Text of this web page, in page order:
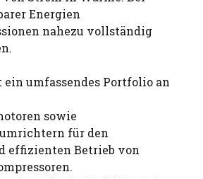
Energien
nahezu vollständig
umfassendes Portfolio an
sowie
für den
effizienten Betrieb von